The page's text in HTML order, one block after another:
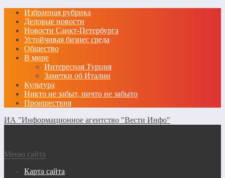
Избранная рубрика
Деловые новости
Новости Санкт-Петербурга
Устойчивая бизнес среда
Общество
В мире
Интересная Турция
Заметки об Италии
Культура
Никто не забыт, ничто не забыто
Проишествия
ИА "Информационное агентство "Вести Инфо"
Меню сайта
Карта сайта